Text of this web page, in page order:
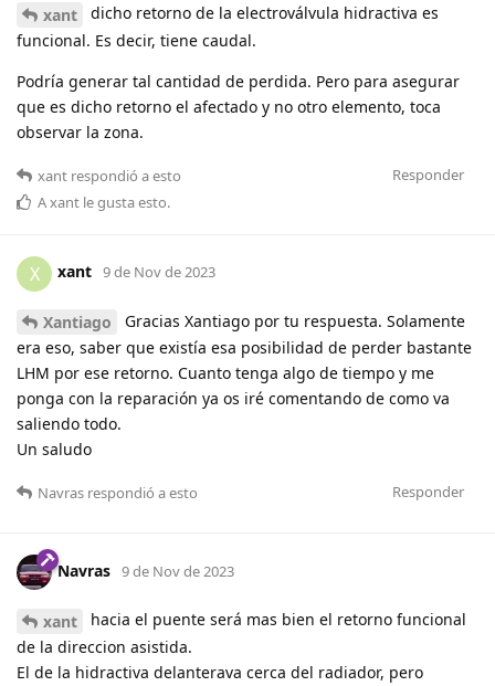
xant
dicho retorno de la electroválvula hidractiva es
funcional. Es decir, tiene caudal.
Podría generar tal cantidad de perdida. Pero para asegurar
que es dicho retorno el afectado y no otro elemento, toca
observar la zona.
Responder
xant respondió a esto
Axant le gusta esto.
X xant 9 de Nov de 2023
Xantiago
Gracias Xantiago por tu respuesta. Solamente
era eso, saber que existía esa posibilidad de perder bastante
LHM por ese retorno. Cuanto tenga algo de tiempo y me
ponga con la reparación ya os iré comentando de como va
saliendo todo.
Un saludo
Responder
Navras respondió a esto
Navras 9 de Nov de 2023
xant
hacia el puente será mas bien el retorno funcional
de la direccion asistida.
El de la hidractiva delanterava cerca del radiador, pero